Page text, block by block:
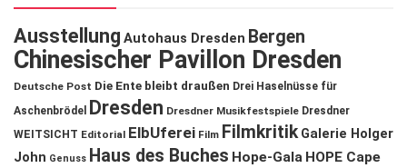
Ausstellung Autohaus Dresden Bergen
Chinesischer Pavillon Dresden
Deutsche Post Die Ente bleibt draußen Drei Haselnüsse für
Aschenbrödel
Dresden Dresdner Musikfestspiele Dresdner
WEITSICHT Editorial ElbUferei Film Filmkritik Galerie Holger
John Genuss Haus des Buches Hope-Gala HOPE Cape